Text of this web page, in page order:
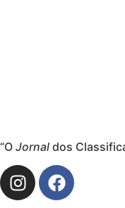
“O Jornal dos